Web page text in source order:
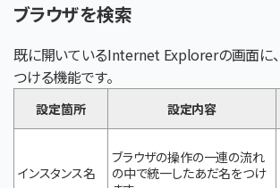
ブラウザを検索
既に開いているInternet Explorerの画面に、
つける機能です。
設定箇所 設定内容
インスタンス名
ブラウザの操作の一連の流れ
の中で統一したあだ名をつけ